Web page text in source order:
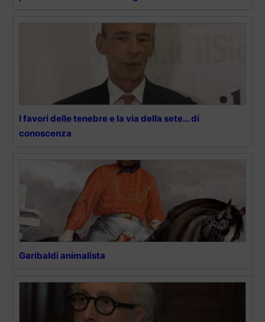
I favori delle tenebre e la via della sete… di
conoscenza
Garibaldi animalista